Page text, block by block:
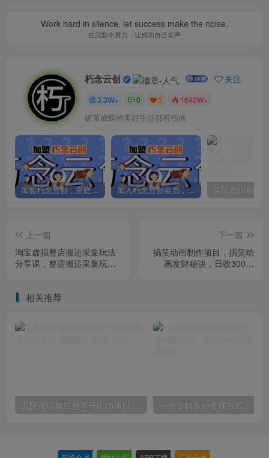
Work hard in silence, let success make the noise.
在沉默中努力，让成功自己发声
朽念云创 关注
3.3W+ 0 1 1642W+
破茧成蝶的美好生活都有伤痛
加盟朽念云创，搭建同款项目资源站，实现日入2000+ 加入朽念云创会员，全站资源免费学习。
上一篇
淘宝虚拟整店搬运采集玩法
分享课，整店搬运采集玩法
下一篇
搞笑动画制作项目，搞笑动
画发财秘诀，日收300米
相关推荐
无限接码撸红包单号0.75项目无偿分享给你【揭秘】